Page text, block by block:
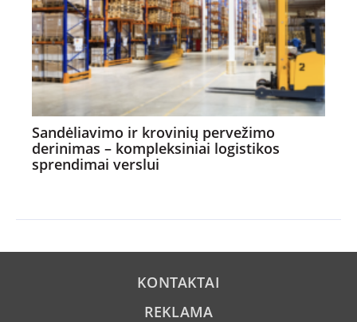
Sandėliavimo ir krovinių pervežimo
derinimas – kompleksiniai logistikos
sprendimai verslui
KONTAKTAI
REKLAMA